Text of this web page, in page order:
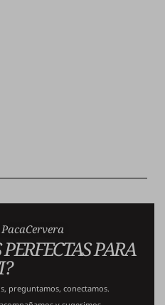
PARA
preguntamos, conectamos.